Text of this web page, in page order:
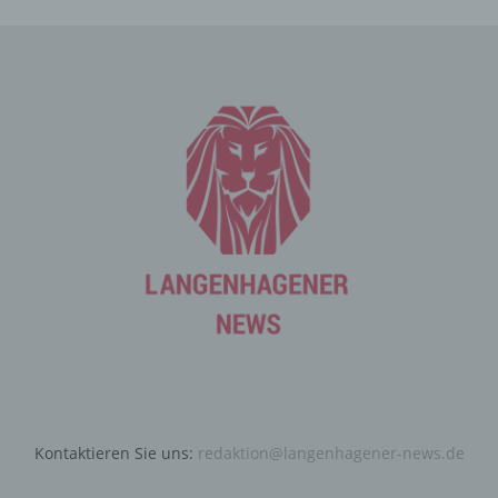
Kontaktieren Sie uns: redaktion@langenhagener-news.de
jederzeit abzuändern oder vollständig aus dem
Datenbestand des für die Verarbeitung Verantwortlichen
Der für die Verarbeitung Verantwortliche erteilt jeder
betroffenen Person jederzeit auf Anfrage Auskunft
darüber, welche personenbezogenen Daten über die
oder löscht der für die Verarbeitung Verantwortliche
personenbezogene Daten auf Wunsch oder Hinweis der
Verfügung.